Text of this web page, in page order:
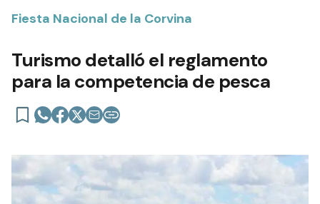
Fiesta Nacional de la Corvina
Turismo detalló el reglamento
para la competencia de pesca